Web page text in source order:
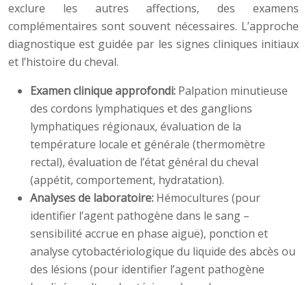
exclure les autres affections, des examens
complémentaires sont souvent nécessaires. L’approche
diagnostique est guidée par les signes cliniques initiaux
et l’histoire du cheval.
Examen clinique approfondi: Palpation minutieuse
des cordons lymphatiques et des ganglions
lymphatiques régionaux, évaluation de la
température locale et générale (thermomètre
rectal), évaluation de l’état général du cheval
(appétit, comportement, hydratation).
Analyses de laboratoire: Hémocultures (pour
identifier l’agent pathogène dans le sang –
sensibilité accrue en phase aiguë), ponction et
analyse cytobactériologique du liquide des abcès ou
des lésions (pour identifier l’agent pathogène